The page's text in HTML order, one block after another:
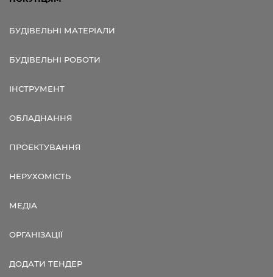
БУДІВЕЛЬНІ МАТЕРІАЛИ
БУДІВЕЛЬНІ РОБОТИ
ІНСТРУМЕНТ
ОБЛАДНАННЯ
ПРОЕКТУВАННЯ
НЕРУХОМІСТЬ
МЕДІА
ОРГАНІЗАЦІЇ
ДОДАТИ ТЕНДЕР